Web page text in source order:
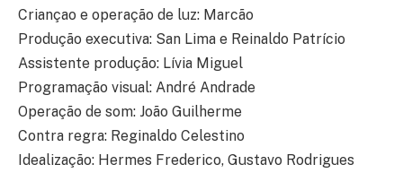
Criançao e operação de luz: Marcão
Produção executiva: San Lima e Reinaldo Patrício
Assistente produção: Lívia Miguel
Programação visual: André Andrade
Operação de som: João Guilherme
Contra regra: Reginaldo Celestino
Idealização: Hermes Frederico, Gustavo Rodrigues